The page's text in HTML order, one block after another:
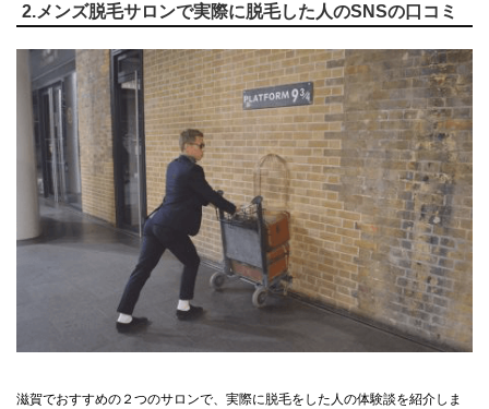
2.メンズ脱毛サロンで実際に脱毛した人のSNSの口コミ
滋賀でおすすめの２つのサロンで、実際に脱毛をした人の体験談を紹介しま